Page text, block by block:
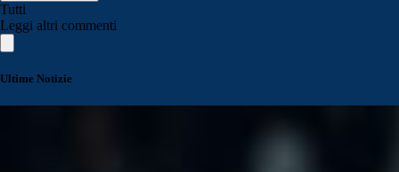
Tutti
Leggi altri commenti
Ultime Notizie